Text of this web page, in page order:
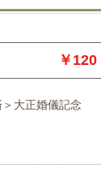
￥120
＞大正婚儀記念